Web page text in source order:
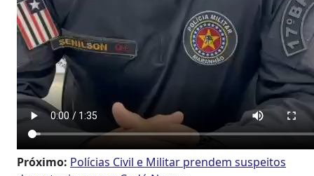
Próximo: Polícias Civil e Militar prendem suspeitos